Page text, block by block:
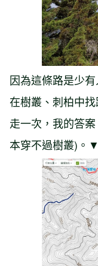
因為這條路是少
在樹叢、刺柏中
走一次，我的答
本穿不過樹叢)。▼